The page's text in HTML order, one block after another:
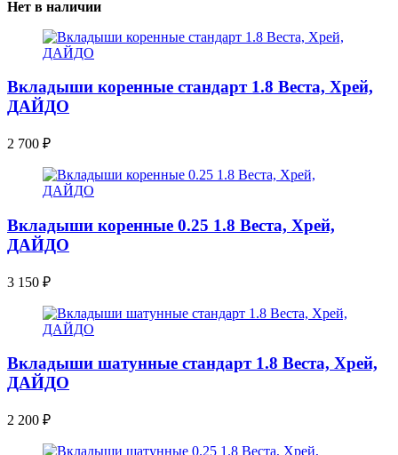
Нет в наличии
Вкладыши коренные стандарт 1.8 Веста, Хрей,
ДАЙДО
2 700 ₽
Вкладыши коренные 0.25 1.8 Веста, Хрей,
ДАЙДО
3 150 ₽
Вкладыши шатунные стандарт 1.8 Веста, Хрей,
ДАЙДО
2 200 ₽